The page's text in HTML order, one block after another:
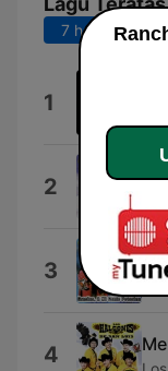
7 hari terakhir
1
2 El
3
4